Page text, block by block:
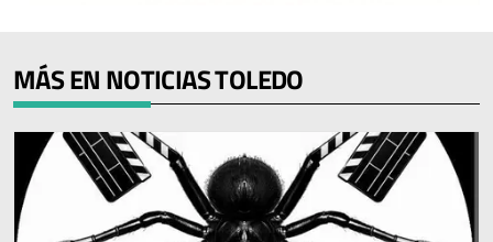
MÁS EN NOTICIAS TOLEDO